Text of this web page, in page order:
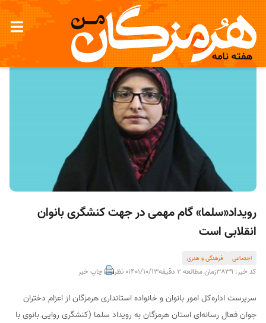
رویداد«سلما» گام مهمی در جهت کنشگری بانوان
انقلابی است
اجتماعی فرهنگی و هنری
کد خبر: 3839 زمان مطالعه 2 دقیقه 1401/10/130 نظر چاپ خبر
سرپرست اداره‌کل امور بانوان و خانواده استانداری هرمزگان از اعزام دختران
جوان فعال رسانه‌ای استان هرمزگان به رویداد سلما (‌کنشگری روایی بانوی با